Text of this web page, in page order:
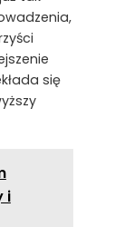
się
i